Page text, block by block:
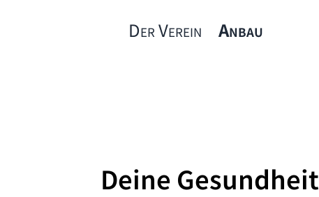
Der Verein Anbau
Deine Gesundheit